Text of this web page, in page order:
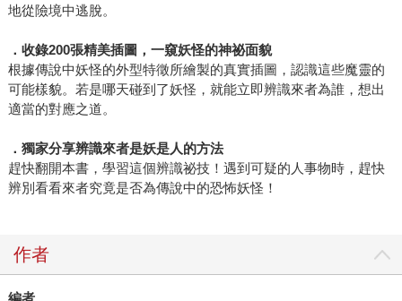
地從險境中逃脫。
．收錄200張精美插圖，一窺妖怪的神祕面貌
根據傳說中妖怪的外型特徵所繪製的真實插圖，認識這些魔靈的
可能樣貌。若是哪天碰到了妖怪，就能立即辨識來者為誰，想出
適當的對應之道。
．獨家分享辨識來者是妖是人的方法
趕快翻開本書，學習這個辨識祕技！遇到可疑的人事物時，趕快
辨別看看來者究竟是否為傳說中的恐怖妖怪！
作者